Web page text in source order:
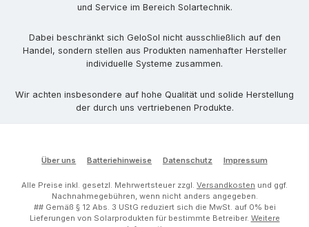
und Service im Bereich Solartechnik.
Dabei beschränkt sich GeloSol nicht ausschließlich auf den
Handel, sondern stellen aus Produkten namenhafter Hersteller
individuelle Systeme zusammen.
Wir achten insbesondere auf hohe Qualität und solide Herstellung
der durch uns vertriebenen Produkte.
Über uns Batteriehinweise Datenschutz Impressum
Alle Preise inkl. gesetzl. Mehrwertsteuer zzgl. Versandkosten und ggf.
Nachnahmegebühren, wenn nicht anders angegeben.
## Gemäß § 12 Abs. 3 UStG reduziert sich die MwSt. auf 0% bei
Lieferungen von Solarprodukten für bestimmte Betreiber. Weitere